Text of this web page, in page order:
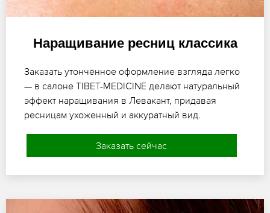
Наращивание ресниц классика
Заказать утончённое оформление взгляда легко
— в салоне TIBET-MEDICINE делают натуральный
эффект наращивания в Левакант, придавая
ресницам ухоженный и аккуратный вид.
Заказать сейчас